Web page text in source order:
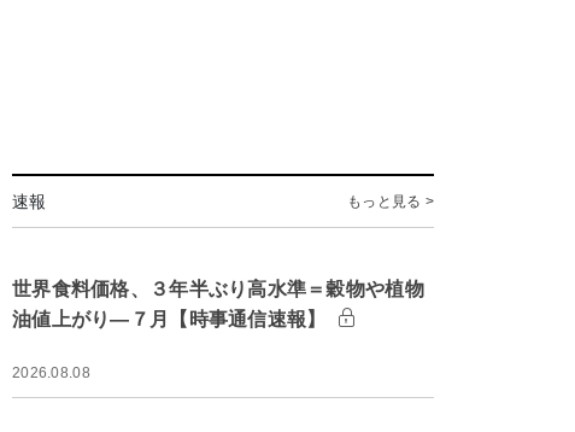
速報 もっと見る >
世界食料価格、３年半ぶり高水準＝穀物や植物
油値上がり―７月【時事通信速報】
2026.08.08